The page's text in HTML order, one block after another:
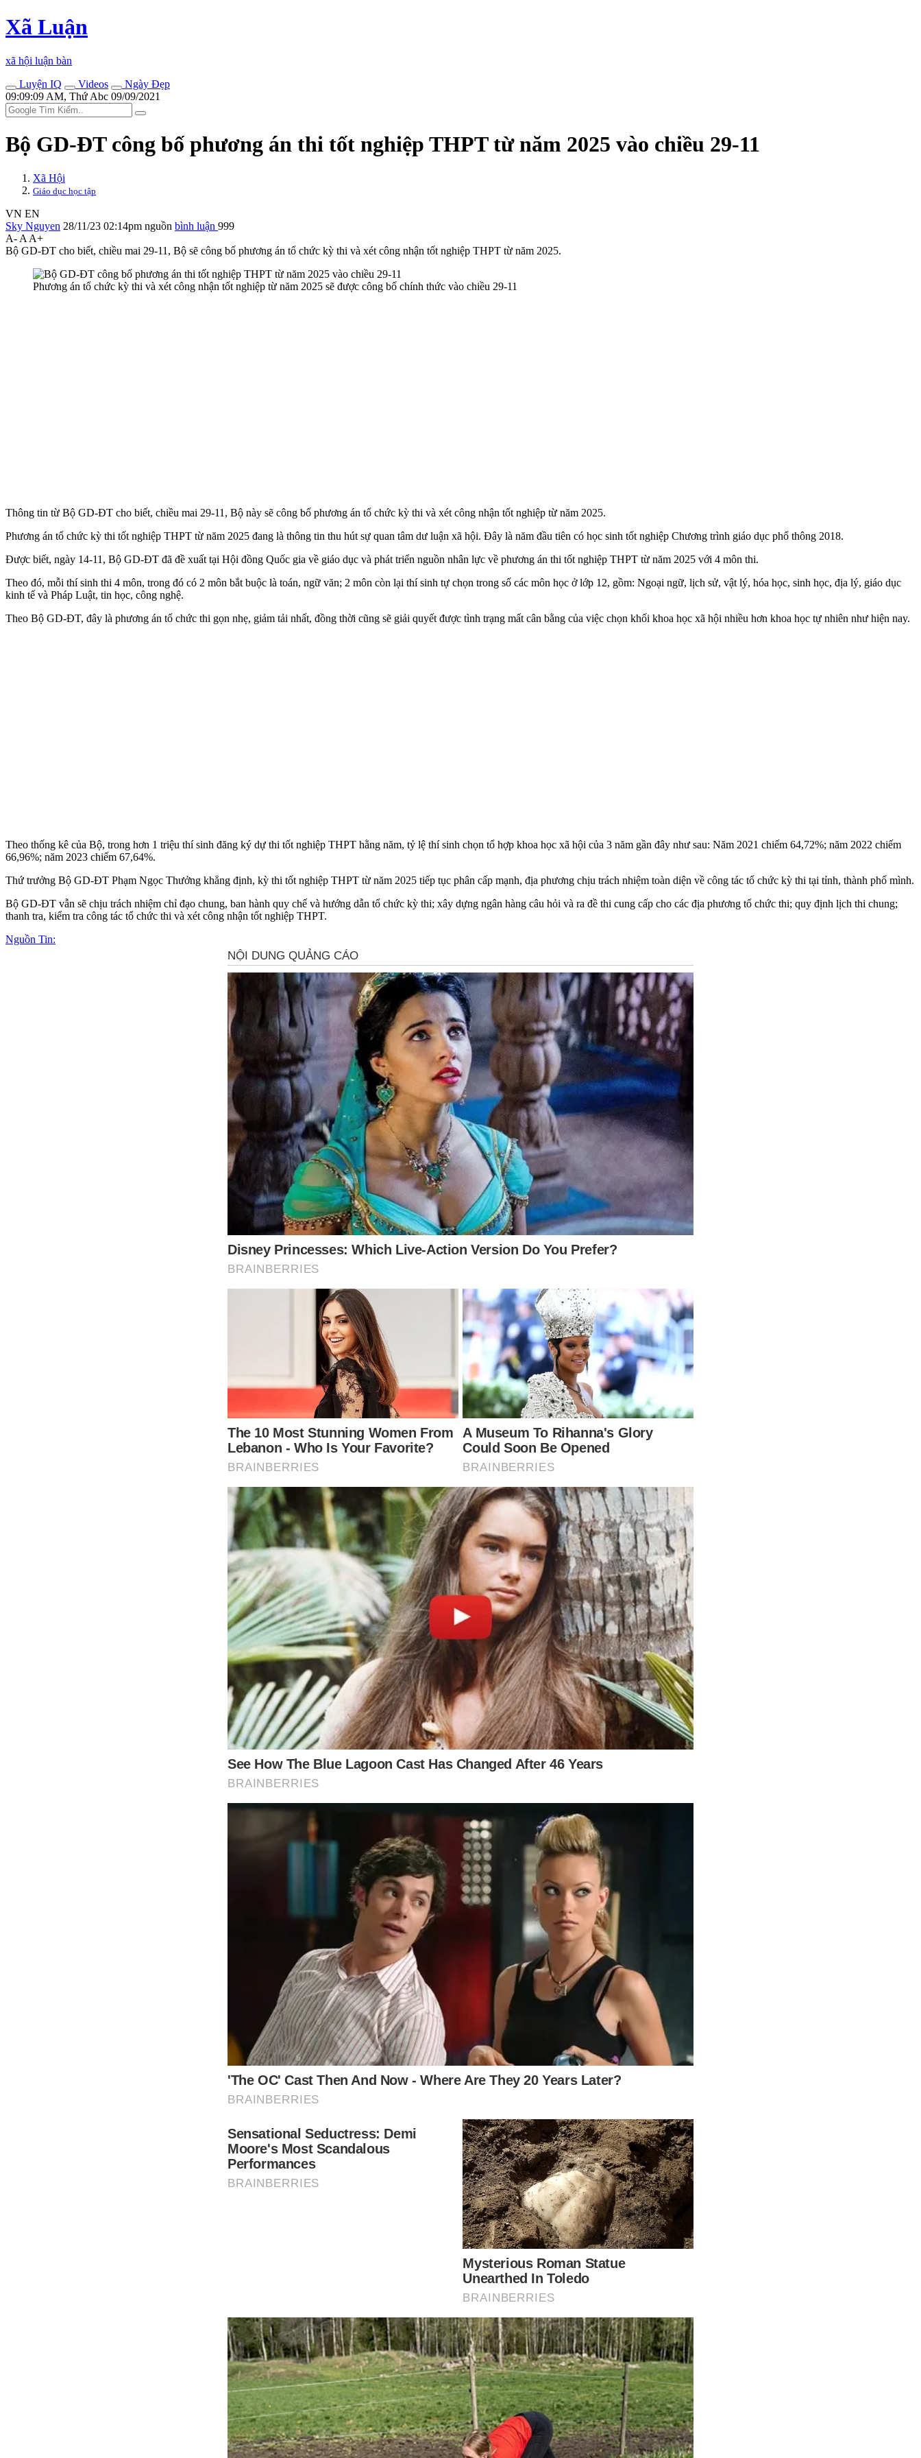
Xã Luận
xã hội luận bàn
Luyện IQ
Videos
Ngày Đẹp
09:09:09 AM, Thứ Abc 09/09/2021
Bộ GD-ĐT công bố phương án thi tốt nghiệp THPT từ năm 2025 vào chiều 29-11
Xã Hội
Giáo dục học tập
VN EN
Sky Nguyen 28/11/23 02:14pm nguồn bình luận 999
A- A A+
Bộ GD-ĐT cho biết, chiều mai 29-11, Bộ sẽ công bố phương án tổ chức kỳ thi và xét công nhận tốt nghiệp THPT từ năm 2025.
Phương án tổ chức kỳ thi và xét công nhận tốt nghiệp từ năm 2025 sẽ được công bố chính thức vào chiều 29-11
Thông tin từ Bộ GD-ĐT cho biết, chiều mai 29-11, Bộ này sẽ công bố phương án tổ chức kỳ thi và xét công nhận tốt nghiệp từ năm 2025.
Phương án tổ chức kỳ thi tốt nghiệp THPT từ năm 2025 đang là thông tin thu hút sự quan tâm dư luận xã hội. Đây là năm đầu tiên có học sinh tốt nghiệp Chương trình giáo dục phổ thông 2018.
Được biết, ngày 14-11, Bộ GD-ĐT đã đề xuất tại Hội đồng Quốc gia về giáo dục và phát triển nguồn nhân lực về phương án thi tốt nghiệp THPT từ năm 2025 với 4 môn thi.
Theo đó, mỗi thí sinh thi 4 môn, trong đó có 2 môn bắt buộc là toán, ngữ văn; 2 môn còn lại thí sinh tự chọn trong số các môn học ở lớp 12, gồm: Ngoại ngữ, lịch sử, vật lý, hóa học, sinh học, địa lý, giáo dục
kinh tế và Pháp Luật, tin học, công nghệ.
Theo Bộ GD-ĐT, đây là phương án tổ chức thi gọn nhẹ, giảm tải nhất, đồng thời cũng sẽ giải quyết được tình trạng mất cân bằng của việc chọn khối khoa học xã hội nhiều hơn khoa học tự nhiên như hiện nay.
Theo thống kê của Bộ, trong hơn 1 triệu thí sinh đăng ký dự thi tốt nghiệp THPT hằng năm, tỷ lệ thí sinh chọn tổ hợp khoa học xã hội của 3 năm gần đây như sau: Năm 2021 chiếm 64,72%; năm 2022 chiếm
66,96%; năm 2023 chiếm 67,64%.
Thứ trưởng Bộ GD-ĐT Phạm Ngọc Thưởng khẳng định, kỳ thi tốt nghiệp THPT từ năm 2025 tiếp tục phân cấp mạnh, địa phương chịu trách nhiệm toàn diện về công tác tổ chức kỳ thi tại tỉnh, thành phố mình.
Bộ GD-ĐT vẫn sẽ chịu trách nhiệm chỉ đạo chung, ban hành quy chế và hướng dẫn tổ chức kỳ thi; xây dựng ngân hàng câu hỏi và ra đề thi cung cấp cho các địa phương tổ chức thi; quy định lịch thi chung;
thanh tra, kiểm tra công tác tổ chức thi và xét công nhận tốt nghiệp THPT.
Nguồn Tin: